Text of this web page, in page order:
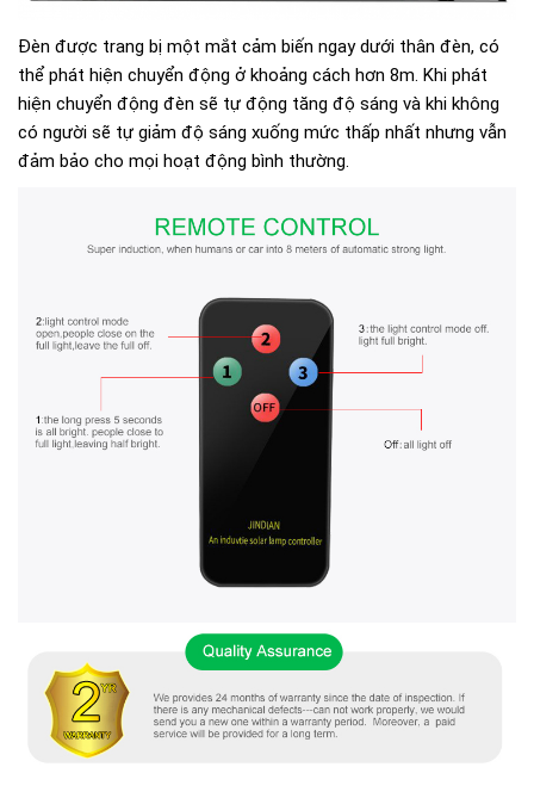
Đèn được trang bị một mắt cảm biến ngay dưới thân đèn, có
thể phát hiện chuyển động ở khoảng cách hơn 8m. Khi phát
hiện chuyển động đèn sẽ tự động tăng độ sáng và khi không
có người sẽ tự giảm độ sáng xuống mức thấp nhất nhưng vẫn
đảm bảo cho mọi hoạt động bình thường.